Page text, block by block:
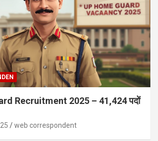
Recruitment 2025 – 41,424 पदों
web correspondent